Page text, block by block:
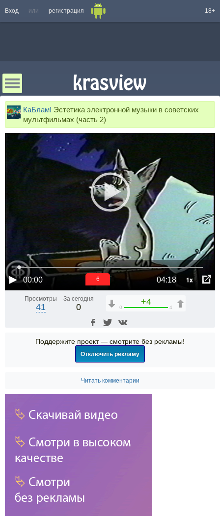
Вход или регистрация 18+
КаБлам! Эстетика электронной музыки в советских
мультфильмах (часть 2)
00:00 04:18 1x
6
Просмотры
41
За сегодня
0
+4
0 4
Поддержите проект — смотрите без рекламы!
Отключить рекламу
Читать комментарии